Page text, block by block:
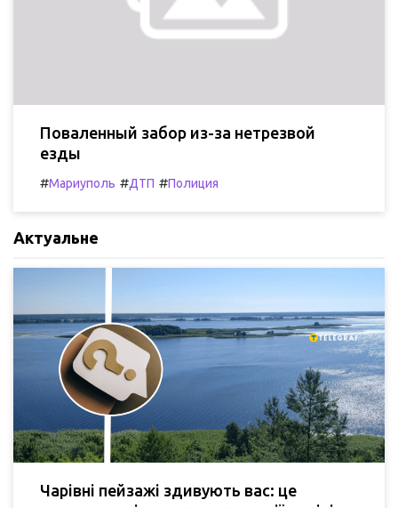
Поваленный забор из-за нетрезвой
езды
#Мариуполь #ДТП #Полиция
Актуальне
Чарівні пейзажі здивують вас: це